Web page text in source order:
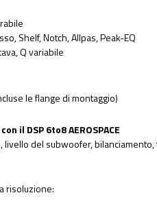
Shelf, Notch, Allpas, Peak-EQ
Q variabile
le flange di montaggio)
il DSP 6to8 AEROSPACE
livello del subwoofer, bilanciamento,
risoluzione: